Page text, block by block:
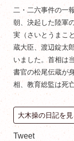
二・二六事件の一
朝、決起した陸軍
実（さいとうまこ
蔵大臣、渡辺錠太
いました。首相は
書官の松尾伝蔵が
相、教育総監は死
大木操の日記を見
Tweet